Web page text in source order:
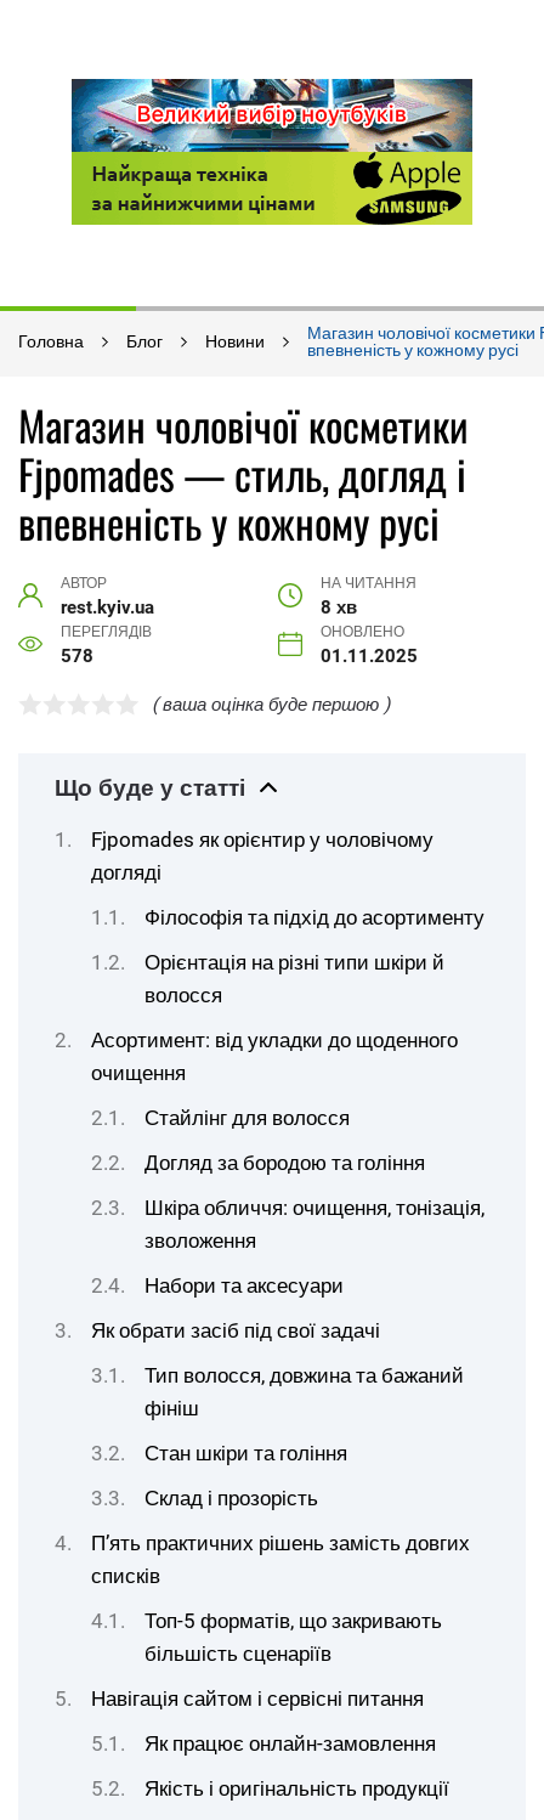
Головна Блог Новини
Магазин чоловічої
впевненість у кожному русі
Магазин чоловічої косметики
Fjpomades — стиль, догляд і
впевненість у кожному русі
АВТОР
rest.kyiv.ua
НА ЧИТАННЯ
8 хв
ПЕРЕГЛЯДІВ
578
ОНОВЛЕНО
01.11.2025
( ваша оцінка буде першою )
Що буде у статті
Fjpomades як орієнтир у чоловічому
догляді
Філософія та підхід до асортименту
Орієнтація на різні типи шкіри й
волосся
Асортимент: від укладки до щоденного
очищення
Стайлінг для волосся
Догляд за бородою та гоління
Шкіра обличчя: очищення, тонізація,
зволоження
Набори та аксесуари
Як обрати засіб під свої задачі
Тип волосся, довжина та бажаний
фініш
Стан шкіри та гоління
Склад і прозорість
П’ять практичних рішень замість довгих
списків
Топ-5 форматів, що закривають
більшість сценаріїв
Навігація сайтом і сервісні питання
Як працює онлайн-замовлення
Якість і оригінальність продукції